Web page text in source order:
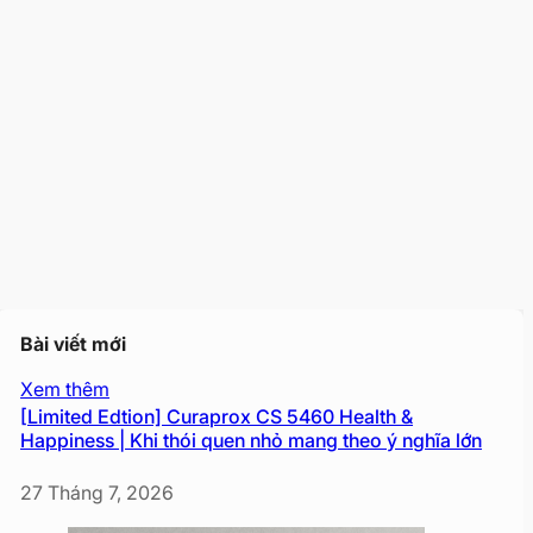
Bài viết mới
Xem thêm
[Limited Edtion] Curaprox CS 5460 Health &
Happiness | Khi thói quen nhỏ mang theo ý nghĩa lớn
27 Tháng 7, 2026